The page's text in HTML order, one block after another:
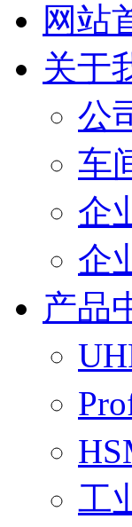
网站
关于
公
车
企
企
产品
工